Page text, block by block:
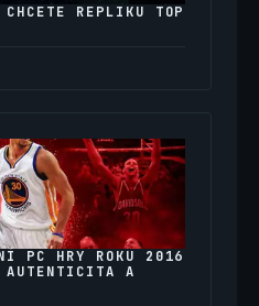
REPLIKU TOP
PC HRY ROKU 2016
AUTENTICITA A